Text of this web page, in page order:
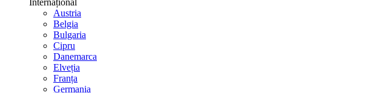
Internațional
Austria
Belgia
Bulgaria
Cipru
Danemarca
Elveția
Franța
Germania